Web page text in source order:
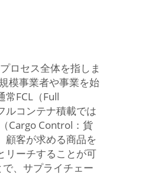
ロセス全体を指しま
模事業者や事業を始
FCL（Full
ルコンテナ積載では
Cargo Control：貨
顧客が求める商品を
リーチすることが可
、サプライチェー